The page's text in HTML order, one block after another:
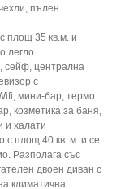
пълен
площ 35 кв.м. и
легло
сейф, централна
с
мини-бар, термо
козметика за баня,
и халати
площ 40 кв. м. и се
Разполага със
двоен диван с
климатична